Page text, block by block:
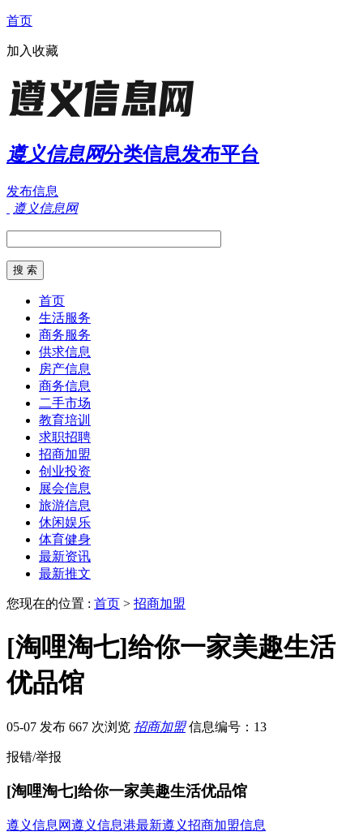
首页
加入收藏
遵义信息网分类信息发布平台
发布信息
遵义信息网
首页
生活服务
商务服务
供求信息
房产信息
商务信息
二手市场
教育培训
求职招聘
招商加盟
创业投资
展会信息
旅游信息
休闲娱乐
体育健身
最新资讯
最新推文
您现在的位置 : 首页 > 招商加盟
[淘哩淘七]给你一家美趣生活
优品馆
05-07 发布 667 次浏览 招商加盟 信息编号：13
报错/举报
[淘哩淘七]给你一家美趣生活优品馆
遵义信息网遵义信息港最新遵义招商加盟信息